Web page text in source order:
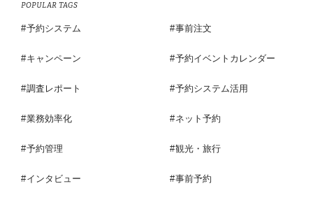
POPULAR TAGS
予約システム 事前注文
キャンペーン 予約イベントカレンダー
調査レポート 予約システム活用
業務効率化 ネット予約
予約管理 観光・旅行
インタビュー 事前予約